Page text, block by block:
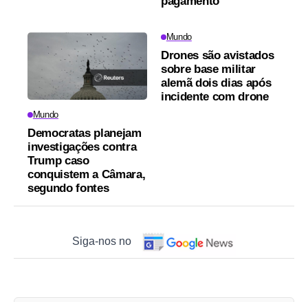
Mundo
Democratas planejam
investigações contra
Trump caso
conquistem a Câmara,
segundo fontes
Mundo
Drones são avistados
sobre base militar
alemã dois dias após
incidente com drone
Siga-nos no